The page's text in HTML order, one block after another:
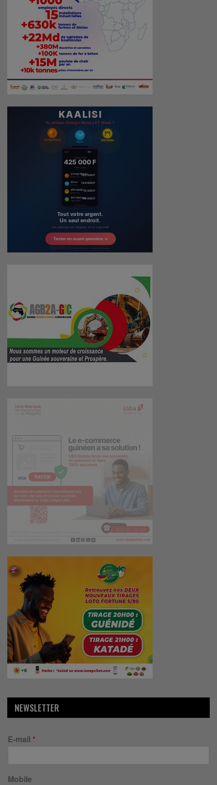
NEWSLETTER
E-mail *
Mobile